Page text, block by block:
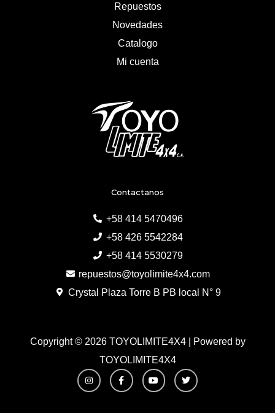
Contactanos
+58 414 5470496
+58 426 5542284
+58 414 5530279
repuestos@toyolimite4x4.com
Crystal Plaza Torre B PB local N° 9
Repuestos
Novedades
Catalogo
Mi cuenta
Copyright © 2026 TOYOLIMITE4X4 | Powered by
TOYOLIMITE4X4
I
n
s
F
a
c
Y
o
u
T
w
i